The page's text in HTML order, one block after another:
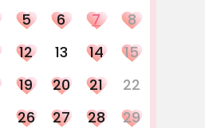
5 6 7
8
12 13 14
15
19 20 21
22
26 27 28
29